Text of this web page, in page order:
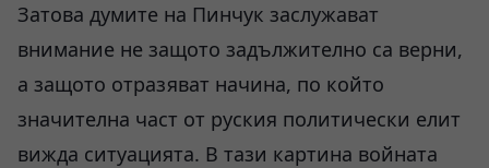
Затова думите на Пинчук заслужават
внимание не защото задължително са верни,
а защото отразяват начина, по който
значителна част от руския политически елит
вижда ситуацията. В тази картина войната